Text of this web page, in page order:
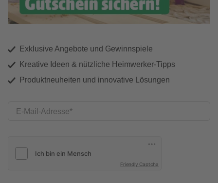
Exklusive Angebote und Gewinnspiele
Kreative Ideen & nützliche Heimwerker-Tipps
Produktneuheiten und innovative Lösungen
E-Mail-Adresse
Friendly Captcha